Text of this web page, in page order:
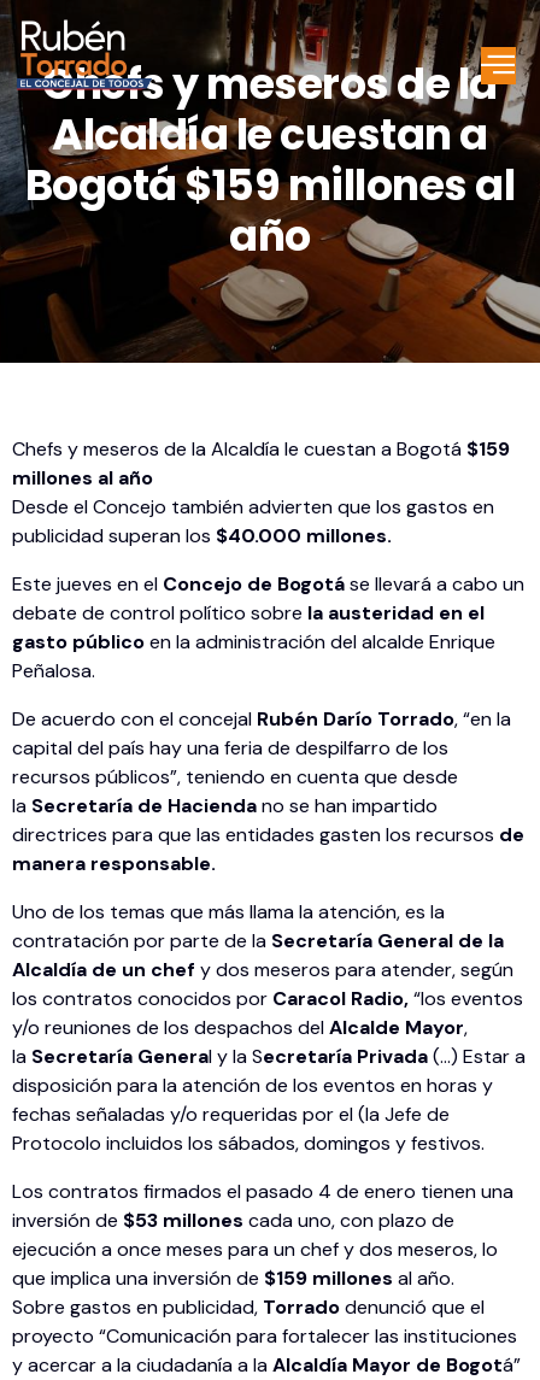
Chefs y meseros de la
Alcaldía le cuestan a
Bogotá $159 millones al
año
Chefs y meseros de la Alcaldía le cuestan a Bogotá $159
millones al año
Desde el Concejo también advierten que los gastos en
publicidad superan los $40.000 millones.
Este jueves en el Concejo de Bogotáse llevará a cabo un
debate de control político sobre la austeridad en el
gasto públicoen la administración del alcalde Enrique
Peñalosa.
De acuerdo con el concejal Rubén Darío Torrado, “en la
capital del país hay una feria de despilfarro de los
recursos públicos”, teniendo en cuenta que desde
la Secretaría de Haciendano se han impartido
directrices para que las entidades gasten los recursos de
manera responsable.
Uno de los temas que más llama la atención, es la
contratación por parte de la Secretaría General de la
Alcaldía de un chef y dos meseros para atender, según
los contratos conocidos por Caracol Radio,“los eventos
y/o reuniones de los despachos delAlcalde Mayor,
la Secretaría General y la Secretaría Privada(…) Estar a
disposición para la atención de los eventos en horas y
fechas señaladas y/o requeridas por el (la Jefe de
Protocolo incluidos los sábados, domingos y festivos.
Los contratos firmados el pasado 4 de enero tienen una
inversión de $53 millones cada uno, con plazo de
ejecución a once meses para un chef y dos meseros, lo
que implica una inversión de $159 millones al año.
Sobre gastos en publicidad, Torradodenunció que el
proyecto “Comunicación para fortalecer las instituciones
y acercar a la ciudadanía a laAlcaldía Mayor de Bogotá”